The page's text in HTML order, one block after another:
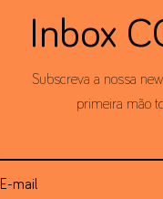
Inbox
Subscreva a nossa
primeira mão